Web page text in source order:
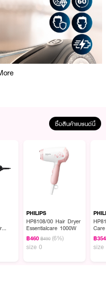
ะแบบแห้งที่สะดวกและสบาย ด้วยหัว
และการโกน 60 นาที
วนโค้งของใบหน้า เพื่อการโกนที่
ซื้อสินค้าแบรนด์นี้
PHILIPS
HP8108/00 Hair Dryer
Essentialcare 1000W
฿460 ฿490 (6%)
size 0
฿354
size